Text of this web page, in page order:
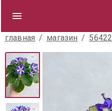
главная / магазин / 56422